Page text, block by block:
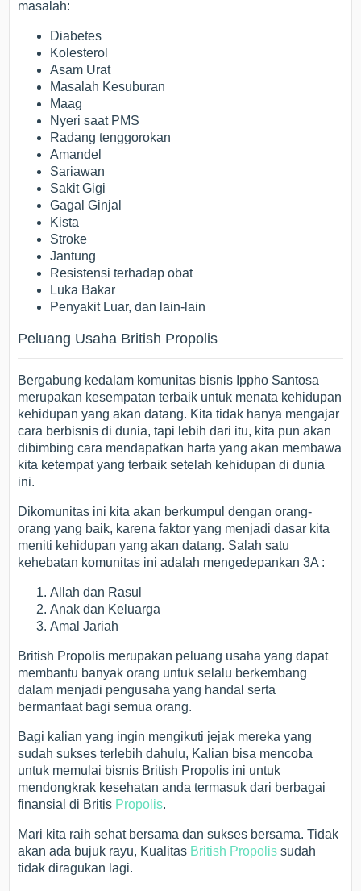
masalah:
Diabetes
Kolesterol
Asam Urat
Masalah Kesuburan
Maag
Nyeri saat PMS
Radang tenggorokan
Amandel
Sariawan
Sakit Gigi
Gagal Ginjal
Kista
Stroke
Jantung
Resistensi terhadap obat
Luka Bakar
Penyakit Luar, dan lain-lain
Peluang Usaha British Propolis
Bergabung kedalam komunitas bisnis Ippho Santosa
merupakan kesempatan terbaik untuk menata kehidupan
kehidupan yang akan datang. Kita tidak hanya mengajar
cara berbisnis di dunia, tapi lebih dari itu, kita pun akan
dibimbing cara mendapatkan harta yang akan membawa
kita ketempat yang terbaik setelah kehidupan di dunia
ini.
Dikomunitas ini kita akan berkumpul dengan orang-
orang yang baik, karena faktor yang menjadi dasar kita
meniti kehidupan yang akan datang. Salah satu
kehebatan komunitas ini adalah mengedepankan 3A :
Allah dan Rasul
Anak dan Keluarga
Amal Jariah
British Propolis merupakan peluang usaha yang dapat
membantu banyak orang untuk selalu berkembang
dalam menjadi pengusaha yang handal serta
bermanfaat bagi semua orang.
Bagi kalian yang ingin mengikuti jejak mereka yang
sudah sukses terlebih dahulu, Kalian bisa mencoba
untuk memulai bisnis British Propolis ini untuk
mendongkrak kesehatan anda termasuk dari berbagai
finansial di Britis Propolis.
Mari kita raih sehat bersama dan sukses bersama. Tidak
akan ada bujuk rayu, Kualitas British Propolis sudah
tidak diragukan lagi.